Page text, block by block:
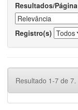
Resultados/Página
Registro(s)
Resultado 1-7 de 7.